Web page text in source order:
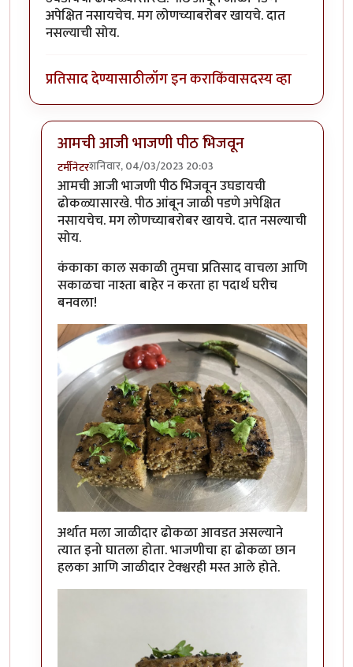
अपेक्षित नसायचेच. मग लोणच्याबरोबर खायचे. दात
नसल्याची सोय.
प्रतिसाद देण्यासाठीलॉग इन कराकिंवासदस्य व्हा
आमची आजी भाजणी पीठ भिजवून
टर्मीनेटरशनिवार, 04/03/2023 20:03
In reply toआपला हात जगन्नाथbyकंजूस
आमची आजी भाजणी पीठ भिजवून उघडायची
ढोकळ्यासारखे. पीठ आंबून जाळी पडणे अपेक्षित
नसायचेच. मग लोणच्याबरोबर खायचे. दात नसल्याची
सोय.
कंकाका काल सकाळी तुमचा प्रतिसाद वाचला आणि
सकाळचा नाश्ता बाहेर न करता हा पदार्थ घरीच
बनवला!
अर्थात मला जाळीदार ढोकळा आवडत असल्याने
त्यात इनो घातला होता. भाजणीचा हा ढोकळा छान
हलका आणि जाळीदार टेक्श्चरही मस्त आले होते.